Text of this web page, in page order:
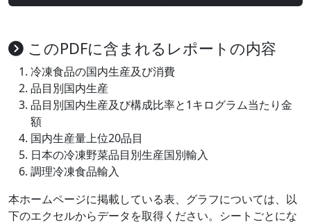
このPDFに含まれるレポートの内容
冷凍食品の国内生産及び消費
品目別国内生産
品目別国内生産及び構成比率と1キログラム当たり金
額
国内生産量上位20品目
日本の冷凍野菜品目別生産国別輸入
調理冷凍食品輸入
本ホームページに掲載している表、グラフについては、以
下のエクセルからデータを取得ください。シートごとにな